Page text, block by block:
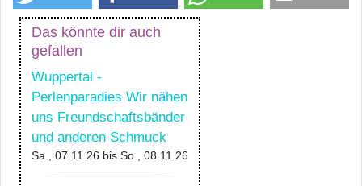
Das könnte dir auch
gefallen
Wuppertal -
Perlenparadies Wir nähen
uns Freundschaftsbänder
und anderen Schmuck
Sa., 07.11.26 bis So., 08.11.26